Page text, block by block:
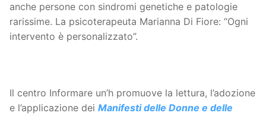
anche persone con sindromi genetiche e patologie
rarissime. La psicoterapeuta Marianna Di Fiore: “Ogni
intervento è personalizzato”.
Il centro Informare un’h promuove la lettura, l’adozione
e l’applicazione dei Manifesti delle Donne e delle